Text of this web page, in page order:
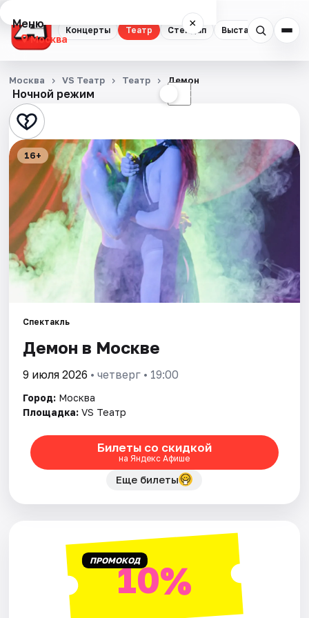
Концерты Театр Стендап Выставки
Меню ×
Москва
Концерты
Театр
Стендап
Выставки
Квесты
Экскурсии
Спорт
Города
Площадки
Артисты
Рейтинги
Ночной режим ☾
Москва VS Театр Театр Демон
16+
Спектакль
Демон в Москве
9 июля 2026 • четверг • 19:00
Город: Москва
Площадка: VS Театр
Билеты со скидкой
на Яндекс Афише
Еще билеты
ПРОМОКОД10%